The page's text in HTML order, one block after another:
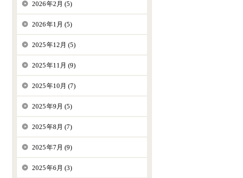
2026年2月 (5)
2026年1月 (5)
2025年12月 (5)
2025年11月 (9)
2025年10月 (7)
2025年9月 (5)
2025年8月 (7)
2025年7月 (9)
2025年6月 (3)